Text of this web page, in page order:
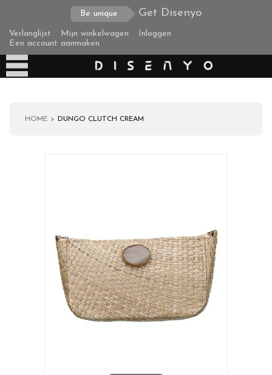
Be unique Get Disenyo
Verlanglijst Mijn winkelwagen
Inloggen
Een account aanmaken
Zakelijke klanten
HOME DUNGO CLUTCH CREAM